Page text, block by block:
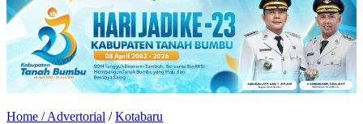
Home /Advertorial /Kotabaru